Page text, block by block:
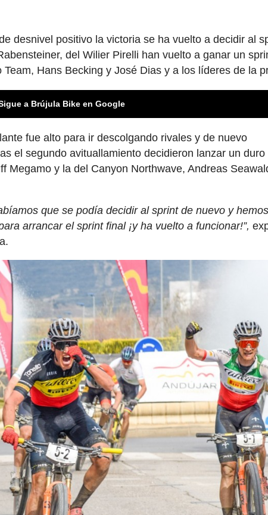
desnivel positivo la victoria se ha vuelto a decidir al
del Wilier Pirelli han vuelto a ganar un
Hans Becking y José Dias y a los líderes de la
a Brújula Bike en Google
fue alto para ir descolgando rivales y de nuevo
el segundo avituallamiento decidieron lanzar un duro
Megamo y la del Canyon Northwave, Andreas
que se podía decidir al sprint de nuevo y
arrancar el sprint final ¡y ha vuelto a funcionar!”,